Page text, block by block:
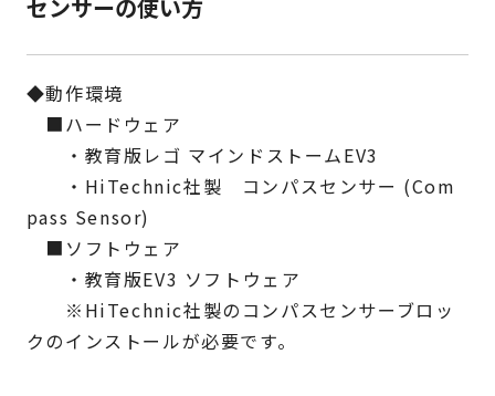
センサーの使い方
◆動作環境
■ハードウェア
・教育版レゴ マインドストームEV3
・HiTechnic社製 コンパスセンサー (Com
pass Sensor)
■ソフトウェア
・教育版EV3 ソフトウェア
※HiTechnic社製のコンパスセンサーブロッ
クのインストールが必要です。